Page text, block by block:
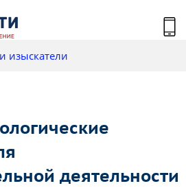
изыскатели
деятельности